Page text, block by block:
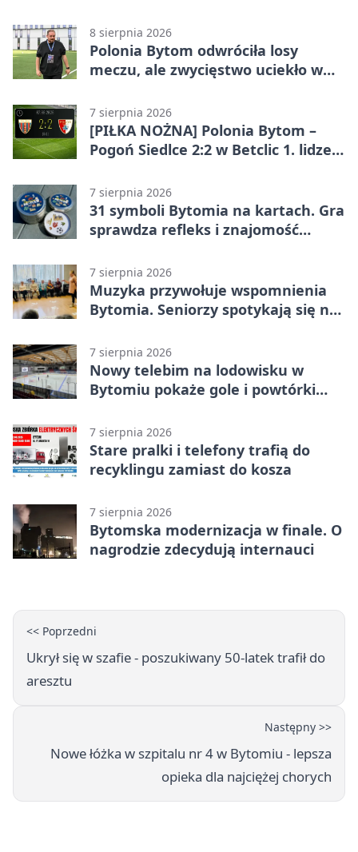
8 sierpnia 2026
Polonia Bytom odwróciła losy
meczu, ale zwycięstwo uciekło w
7 sierpnia 2026
[PIŁKA NOŻNA] Polonia Bytom –
Pogoń Siedlce 2:2 w Betclic 1. lidze.
ale stracili zwycięstwo
7 sierpnia 2026
31 symboli Bytomia na kartach. Gra
sprawdza refleks i znajomość
7 sierpnia 2026
Muzyka przywołuje wspomnienia
Bytomia. Seniorzy spotykają się na
7 sierpnia 2026
Nowy telebim na lodowisku w
Bytomiu pokaże gole i powtórki
7 sierpnia 2026
Stare pralki i telefony trafią do
recyklingu zamiast do kosza
7 sierpnia 2026
Bytomska modernizacja w finale. O
nagrodzie zdecydują internauci
<< Poprzedni
Ukrył się w szafie - poszukiwany 50-latek trafił do
aresztu
Następny >>
Nowe łóżka w szpitalu nr 4 w Bytomiu - lepsza
opieka dla najciężej chorych